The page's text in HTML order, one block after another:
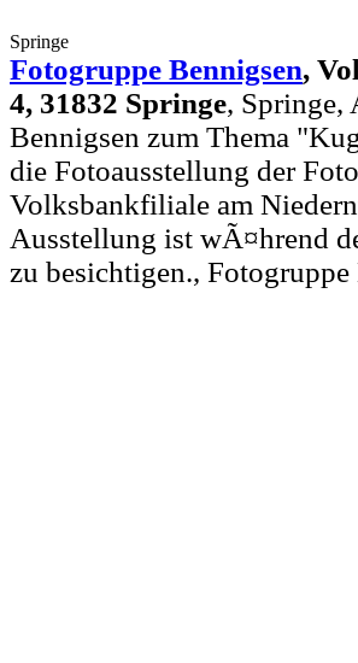
Springe
Fotogruppe Bennigsen,
4, 31832 Springe, Springe,
Bennigsen zum Thema
die Fotoausstellung der
Volksbankfiliale am
Ausstellung ist wÃ¤hrend
zu besichtigen., Fotogruppe